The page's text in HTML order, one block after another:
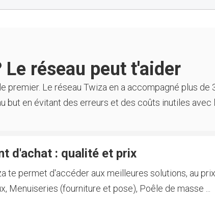
réseau peut t'aider
premier. Le réseau Twiza en a accompagné plus de
but en évitant des erreurs et des coûts inutiles
d'achat : qualité et prix
te permet d'accéder aux meilleures solutions, au
Menuiseries (fourniture et pose), Poêle de masse ...